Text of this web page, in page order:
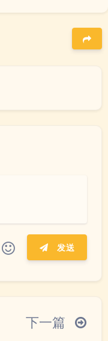
发送
(☆ω☆)
下一篇